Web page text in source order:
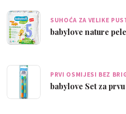
SUHOĆA ZA VELIKE
babylove nature
PRVI OSMIJESI BEZ
babylove Set za